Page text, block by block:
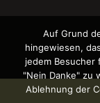
Auf Grund
hingewiesen,
jedem Besucher
"Nein Danke" zu
Ablehnung der